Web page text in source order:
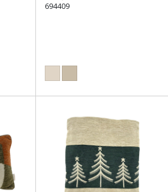
694409